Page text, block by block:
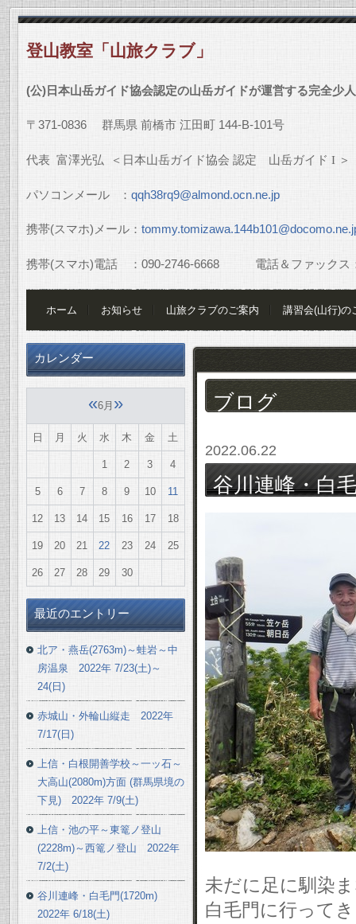
登山教室「山旅クラブ」
(公)日本山岳ガイド協会認定の山岳ガイドが運営する完全少
〒 371-0836 群馬県 前橋市 江田町 144-B-101号
代表 富澤光弘 ＜日本山岳ガイド協会 認定 山岳ガイド I ＞
パソコンメール ： qqh38rq9@almond.ocn.ne.jp
携帯(スマホ)メール：
携帯(スマホ)電話 ： 090-2746-6668電話＆ファックス
ホーム お知らせ 山旅クラブのご案内 講習会(山行)の
ブログ
2022.06.22
谷川連峰・白
未だに足に馴染
白毛門に行って
カレンダー
«6月 »
日 月 火 水 木 金 土
1 2 3 4
5 6 7 8 9 10 11
12 13 14 15 16 17 18
19 20 21 22 23 24 25
26 27 28 29 30
最近のエントリー
北ア・燕岳(2763m)～蛙岩～中
房温泉 2022年 7/23(土)～
24(日)
赤城山・外輪山縦走 2022年
7/17(日)
上信・白根開善学校～一ッ石～
大高山(2080m)方面 (群馬県境の
下見) 2022年 7/9(土)
上信・池の平～東篭ノ登山
(2228m)～西篭ノ登山 2022年
7/2(土)
谷川連峰・白毛門(1720m)
2022年 6/18(土)